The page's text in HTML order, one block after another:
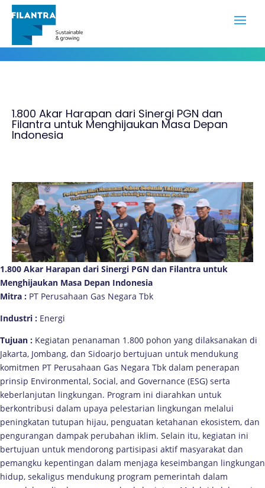
Portofolio
1.800 Akar Harapan dari Sinergi PGN dan
Filantra untuk Menghijaukan Masa Depan
Indonesia
1.800 Akar Harapan dari Sinergi PGN dan Filantra untuk
Menghijaukan Masa Depan Indonesia
Mitra : PT Perusahaan Gas Negara Tbk
Industri : Energi
Tujuan : Kegiatan penanaman 1.800 pohon yang dilaksanakan di
Jakarta, Jombang, dan Sidoarjo bertujuan untuk mendukung
komitmen PT Perusahaan Gas Negara Tbk dalam penerapan
prinsip Environmental, Social, and Governance (ESG) serta
keberlanjutan lingkungan. Program ini diarahkan untuk
berkontribusi dalam upaya pelestarian lingkungan melalui
peningkatan tutupan hijau, penguatan ketahanan ekosistem, dan
pengurangan dampak perubahan iklim. Selain itu, kegiatan ini
bertujuan untuk mendorong partisipasi aktif masyarakat dan
pemangku kepentingan dalam menjaga keseimbangan lingkungan
hidup, sekaligus mendukung program pemerintah dalam